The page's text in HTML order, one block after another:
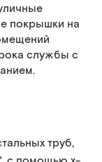
покрышки на
службы с
труб,